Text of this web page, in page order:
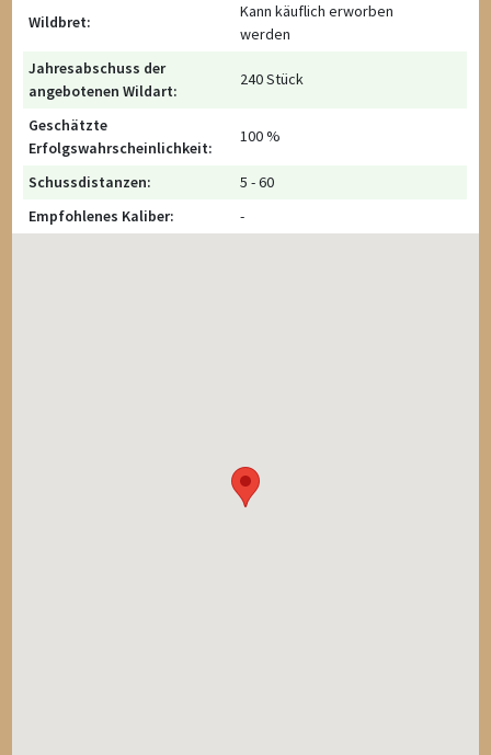
Wildbret:
Kann käuflich erworben
werden
Jahresabschuss der
angebotenen Wildart:
240 Stück
Geschätzte
Erfolgswahrscheinlichkeit:
100 %
Schussdistanzen:
5 - 60
Empfohlenes Kaliber:
-